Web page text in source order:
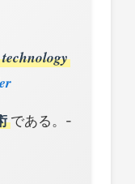
technology
である。-